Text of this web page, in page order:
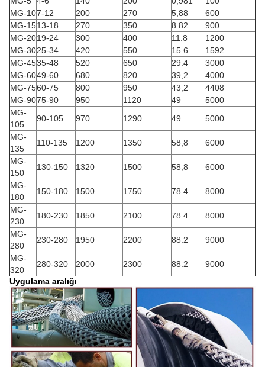
MG-107-12 200 270 5,88
600
MG-1513-18 270 350 8.82
900
MG-2019-24 300 400 11.8
1200
MG-3025-34 420 550 15.6
1592
MG-4535-48 520 650 29.4
3000
MG-6049-60 680 820 39,2
4000
MG-7560-75 800 950 43,2
4408
MG-9075-90 950 1120 49
5000
MG-
105
90-105 970 1290 49
5000
MG-
135
110-135 1200 1350 58,8
6000
MG-
150
130-150 1320 1500 58,8
6000
MG-
180
150-180 1500 1750 78.4
8000
MG-
230
180-230 1850 2100 78.4
8000
MG-
280
230-280 1950 2200 88.2
9000
MG-
320
280-320 2000 2300 88.2
9000
Uygulama aralığı